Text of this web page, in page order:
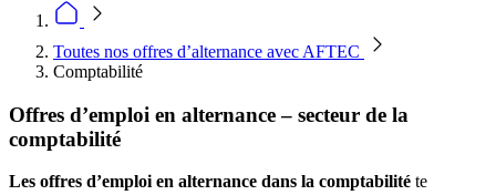
Toutes nos offres d’alternance avec AFTEC
Comptabilité
Offres d’emploi en alternance – secteur de la
comptabilité
Les offres d’emploi en alternance dans la comptabilité te